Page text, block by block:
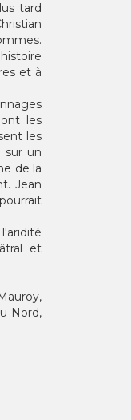
tard
et à
les
les
sur un
de la
Jean
et
Nord,